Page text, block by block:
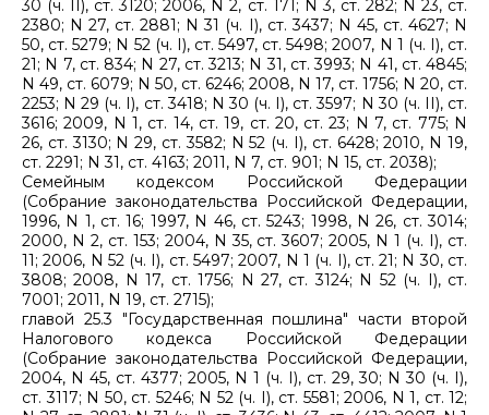
30 (ч. II), ст. 3120; 2006, N 2, ст. 171; N 3, ст. 282; N 23, ст.
2380; N 27, ст. 2881; N 31 (ч. I), ст. 3437; N 45, ст. 4627; N
50, ст. 5279; N 52 (ч. I), ст. 5497, ст. 5498; 2007, N 1 (ч. I), ст.
21; N 7, ст. 834; N 27, ст. 3213; N 31, ст. 3993; N 41, ст. 4845;
N 49, ст. 6079; N 50, ст. 6246; 2008, N 17, ст. 1756; N 20, ст.
2253; N 29 (ч. I), ст. 3418; N 30 (ч. I), ст. 3597; N 30 (ч. II), ст.
3616; 2009, N 1, ст. 14, ст. 19, ст. 20, ст. 23; N 7, ст. 775; N
26, ст. 3130; N 29, ст. 3582; N 52 (ч. I), ст. 6428; 2010, N 19,
ст. 2291; N 31, ст. 4163; 2011, N 7, ст. 901; N 15, ст. 2038);
Семейным кодексом Российской Федерации
(Собрание законодательства Российской Федерации,
1996, N 1, ст. 16; 1997, N 46, ст. 5243; 1998, N 26, ст. 3014;
2000, N 2, ст. 153; 2004, N 35, ст. 3607; 2005, N 1 (ч. I), ст.
11; 2006, N 52 (ч. I), ст. 5497; 2007, N 1 (ч. I), ст. 21; N 30, ст.
3808; 2008, N 17, ст. 1756; N 27, ст. 3124; N 52 (ч. I), ст.
7001; 2011, N 19, ст. 2715);
главой 25.3 "Государственная пошлина" части второй
Налогового кодекса Российской Федерации
(Собрание законодательства Российской Федерации,
2004, N 45, ст. 4377; 2005, N 1 (ч. I), ст. 29, 30; N 30 (ч. I),
ст. 3117; N 50, ст. 5246; N 52 (ч. I), ст. 5581; 2006, N 1, ст. 12;